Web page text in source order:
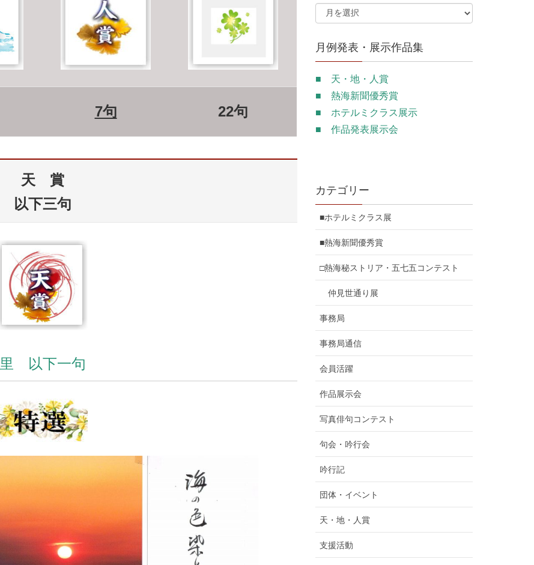
7句 22句
天 賞
以下三句
里 以下一句
月例発表・展示作品集
■ 天・地・人賞
■ 熱海新聞優秀賞
■ ホテルミクラス展示
■ 作品発表展示会
カテゴリー
■ホテルミクラス展
■熱海新聞優秀賞
□熱海秘ストリア・五七五コンテスト
仲見世通り展
事務局
事務局通信
会員活躍
作品展示会
写真俳句コンテスト
句会・吟行会
吟行記
団体・イベント
天・地・人賞
支援活動